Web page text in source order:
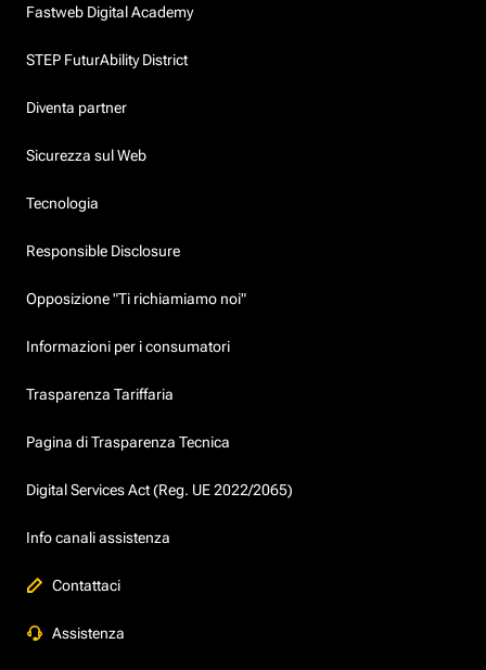
Fastweb Digital Academy
STEP FuturAbility District
Diventa partner
Sicurezza sul Web
Tecnologia
Responsible Disclosure
Opposizione "Ti richiamiamo noi"
Informazioni per i consumatori
Trasparenza Tariffaria
Pagina di Trasparenza Tecnica
Digital Services Act (Reg. UE 2022/2065)
Info canali assistenza
Contattaci
Assistenza